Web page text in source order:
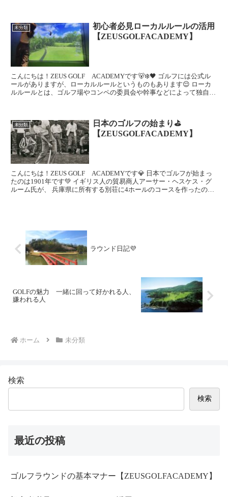
未分類
初心者必見ローカルルールの活用
【ZEUSGOLFACADEMY】
こんにちは！ZEUS GOLF ACADEMYです🐻‍❄️🖤 ゴルフには公式ル
ールがありますが、ローカルルールというものもあります😌 ローカ
ルルールとは、ゴルフ場やコンペの委員会や幹事などによって独自に
未分類
日本のゴルフの始まり⛳
【ZEUSGOLFACADEMY】
こんにちは！ZEUS GOLF ACADEMYです💎 日本でゴルフが始まっ
たのは1901年です💚 イギリス人の貿易商人アーサー・ヘスケス・グ
ルーム氏が、 兵庫県に所有する別荘に4ホールのコースを作ったのが
ラウンド日記💜
GOLFの魅力 一緒に回って好かれる人、
嫌われる人
ホーム 未分類
検索
検索
最近の投稿
ゴルフラウンドの基本マナー【ZEUSGOLFACADEMY】